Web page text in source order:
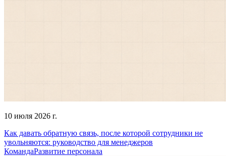
10 июля 2026 г.
Как давать обратную связь, после которой сотрудники не
увольняются: руководство для менеджеров
КомандаРазвитие персонала